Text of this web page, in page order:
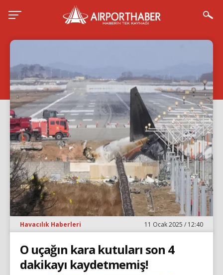
Havacılık Haberleri 11 Ocak 2025 / 12:40
O uçağın kara kutuları son 4
dakikayı kaydetmemiş!